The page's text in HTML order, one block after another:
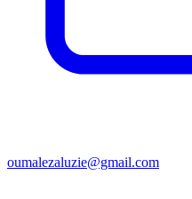
oumalezaluzie@gmail.com